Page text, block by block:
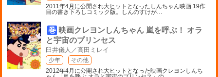
2011年4月に公開され大ヒットとなったしんちゃん映画 19作
目の書き下ろしコミック版。しんのすけが
巻 映画クレヨンしんちゃん 嵐を呼ぶ！ オラ
と宇宙のプリンセス
臼井儀人／高田ミレイ
少年
その他
2012年4月に公開され大ヒットとなった映画クレヨンしんち